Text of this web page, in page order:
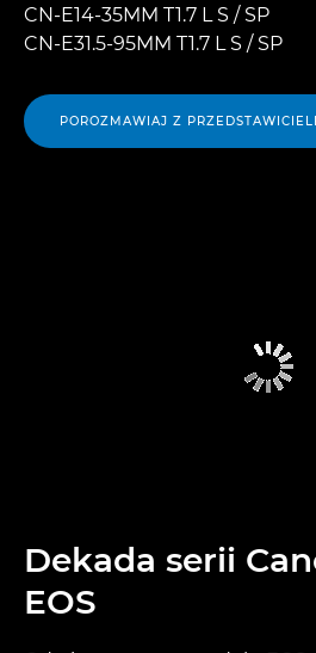
CN-E14-35MM T1.7 L S / SP
CN-E31.5-95MM T1.7 L S / SP
POROZMAWIAJ Z
Dekada serii
EOS